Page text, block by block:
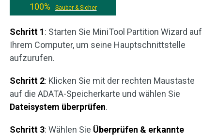
100%
Sauber & Sicher
Schritt 1: Starten Sie MiniTool Partition Wizard auf
Ihrem Computer, um seine Hauptschnittstelle
aufzurufen.
Schritt 2: Klicken Sie mit der rechten Maustaste
auf die ADATA-Speicherkarte und wählen Sie
Dateisystem überprüfen.
Schritt 3: Wählen Sie Überprüfen & erkannte